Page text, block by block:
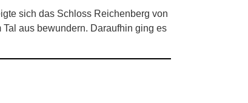
sich das Schloss Reichenberg von
aus bewundern. Daraufhin ging es